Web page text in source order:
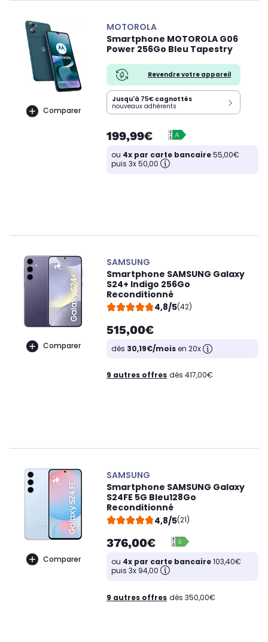
Comparer
MOTOROLA
Smartphone MOTOROLA G06
Power 256Go Bleu Tapestry
Revendre votre appareil
Jusqu'à 75€ cagnottés
nouveaux adhérents
199,99€
ou 4x par carte bancaire55,00€
puis 3x 50,00
Comparer
SAMSUNG
Smartphone SAMSUNG Galaxy
S24+ Indigo 256Go
Reconditionné
4,8/5(42)
515,00€
dès 30,19€/moisen 20x
9 autres offres dès 417,00€
Comparer
SAMSUNG
Smartphone SAMSUNG Galaxy
S24FE 5G Bleu128Go
Reconditionné
4,8/5(21)
376,00€
ou 4x par carte bancaire103,40€
puis 3x 94,00
9 autres offres dès 350,00€